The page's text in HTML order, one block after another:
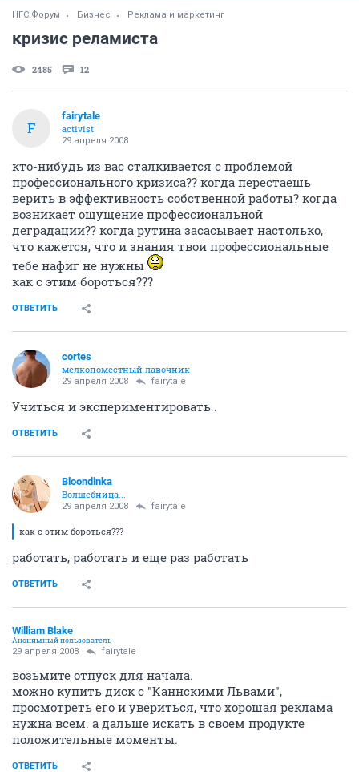
НГС.Форум Бизнес Реклама и маркетинг
кризис реламиста
2485 12
F
fairytale
activist
29 апреля 2008
кто-нибудь из вас сталкивается с проблемой
профессионального кризиса?? когда перестаешь
верить в эффективность собственной работы? когда
возникает ощущение профессиональной
деградации?? когда рутина засасывает настолько,
что кажется, что и знания твои профессиональные
тебе нафиг не нужны
как с этим бороться???
ОТВЕТИТЬ
cortes
мелкопоместный лавочник
29 апреля 2008 fairytale
Учиться и экспериментировать .
ОТВЕТИТЬ
Bloondinka
Волшебница...
29 апреля 2008 fairytale
как с этим бороться???
работать, работать и еще раз работать
ОТВЕТИТЬ
William Blake
Анонимный пользователь
29 апреля 2008 fairytale
возьмите отпуск для начала.
можно купить диск с "Каннскими Львами",
просмотреть его и увериться, что хорошая реклама
нужна всем. а дальше искать в своем продукте
положительные моменты.
ОТВЕТИТЬ